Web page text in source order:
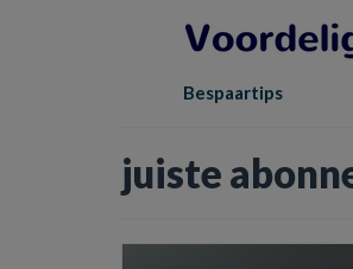
Bespaartips
juiste